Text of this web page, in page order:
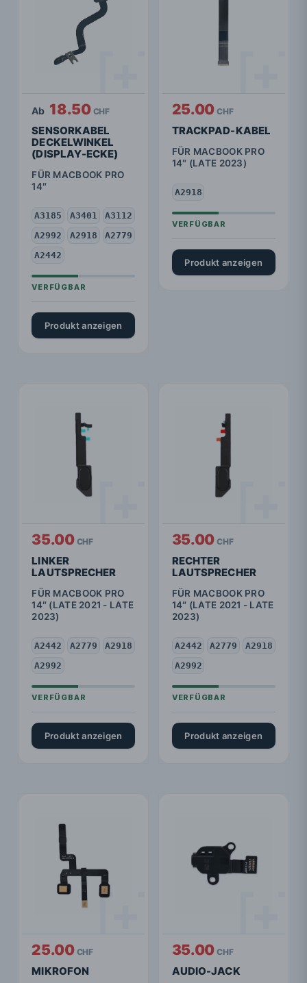
SENSORKABEL
DECKELWINKEL
(DISPLAY-ECKE)
FÜR MACBOOK PRO
14″
A3185 A3401
A3112
A2992
A2918
A2779
A2442
Ab 18.50 CHF
Produkt anzeigen
TRACKPAD-KABEL
FÜR MACBOOK PRO
14″ (LATE 2023)
A2918
25.00CHF
Produkt anzeigen
LINKER
LAUTSPRECHER
FÜR MACBOOK PRO
14″ (LATE 2021 - LATE
2023)
A2442 A2779
A2918
A2992
35.00 CHF
Produkt anzeigen
RECHTER
LAUTSPRECHER
FÜR MACBOOK PRO
14″ (LATE 2021 - LATE
2023)
A2442 A2779
A2918
A2992
35.00CHF
Produkt anzeigen
MIKROFON
25.00 CHF
AUDIO-JACK
35.00CHF